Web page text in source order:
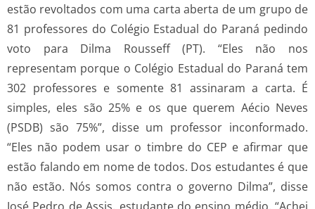
estão revoltados com uma carta aberta de um grupo de
81 professores do Colégio Estadual do Paraná pedindo
voto para Dilma Rousseff (PT). “Eles não nos
representam porque o Colégio Estadual do Paraná tem
302 professores e somente 81 assinaram a carta. É
simples, eles são 25% e os que querem Aécio Neves
(PSDB) são 75%”, disse um professor inconformado.
“Eles não podem usar o timbre do CEP e afirmar que
estão falando em nome de todos. Dos estudantes é que
não estão. Nós somos contra o governo Dilma”, disse